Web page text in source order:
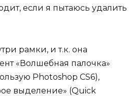
если я пытаюсь удалить
рамки, и т.к. она
«Волшебная палочка»
Photoshop CS6),
выделение» (Quick